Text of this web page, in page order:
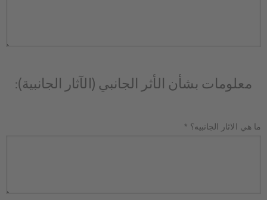
معلومات بشأن الأثر الجانبي (الآثار الجانبية):
ما هي الاثار الجانبيه؟ *